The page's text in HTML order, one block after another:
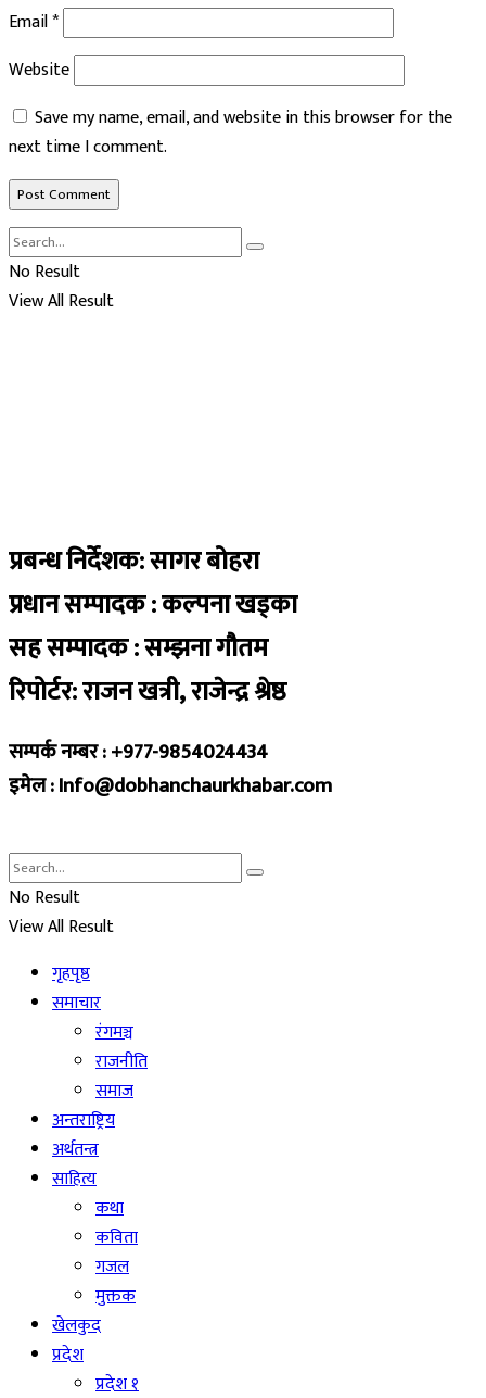
Email*
Website
Save my name, email, and website in this browser for the
next time I comment.
No Result
View All Result
प्रबन्ध निर्देशक: सागर बोहरा
प्रधान सम्पादक : कल्पना खड्का
सह सम्पादक : सम्झना गौतम
रिपोर्टर: राजन खत्री, राजेन्द्र श्रेष्ठ
सम्पर्क नम्बर : +977-9854024434
इमेल : Info@dobhanchaurkhabar.com
No Result
View All Result
गृहपृष्ठ
समाचार
रंगमञ्च
राजनीति
समाज
अन्तराष्ट्रिय
अर्थतन्त्र
साहित्य
कथा
कविता
गजल
मुक्तक
खेलकुद
प्रदेश
प्रदेश १